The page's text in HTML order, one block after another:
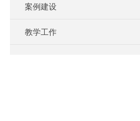
案例建设
教学工作